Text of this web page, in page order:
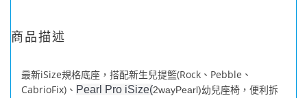
商品描述
最新iSize規格底座，搭配新生兒提籃(Rock 、 Pebble 、
CabrioFix) 、 Pearl Pro iSize(2wayPearl)幼兒座椅，便利拆